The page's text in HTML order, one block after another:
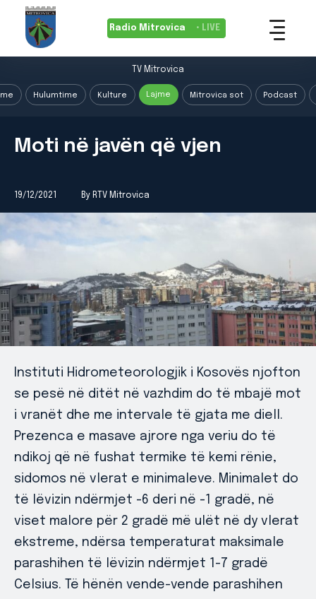
Radio Mitrovica • LIVE
TV Mitrovica
Hulumtime Kulture Lajme Mitrovica sot Podcast
Moti në javën që vjen
19/12/2021 By RTV Mitrovica
Instituti Hidrometeorologjik i Kosovës njofton
se pesë në ditët në vazhdim do të mbajë mot
i vranët dhe me intervale të gjata me diell.
Prezenca e masave ajrore nga veriu do të
ndikoj që në fushat termike të kemi rënie,
sidomos në vlerat e minimaleve. Minimalet do
të lëvizin ndërmjet -6 deri në -1 gradë, në
viset malore për 2 gradë më ulët në dy vlerat
ekstreme, ndërsa temperaturat maksimale
parashihen të lëvizin ndërmjet 1-7 gradë
Celsius. Të hënën vende-vende parashihen